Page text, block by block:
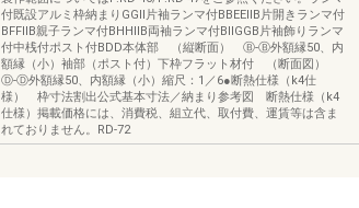
付既設アルミ枠納まりGGII片袖ランマ付BBEEIIB片開きランマ付
BFFIIB親子ランマ付BHHIIB両袖ランマ付BIIGGB片袖飾りランマ
付中桟付ポスト付BDD本体部 （縦断面） Ⓑ-Ⓑ外額縁50、内
額縁（小）袖部（ポスト付）下枠フラット材付 （断面図）
Ⓓ-Ⓓ外額縁50、内額縁（小）縮尺：1／6●断熱仕様（k4仕
様） 枠寸法割出公式基本寸法／納まり参考図 断熱仕様（k4
仕様）掲載価格には、消費税、組立代、取付費、運賃等は含ま
れておりません。RD-72